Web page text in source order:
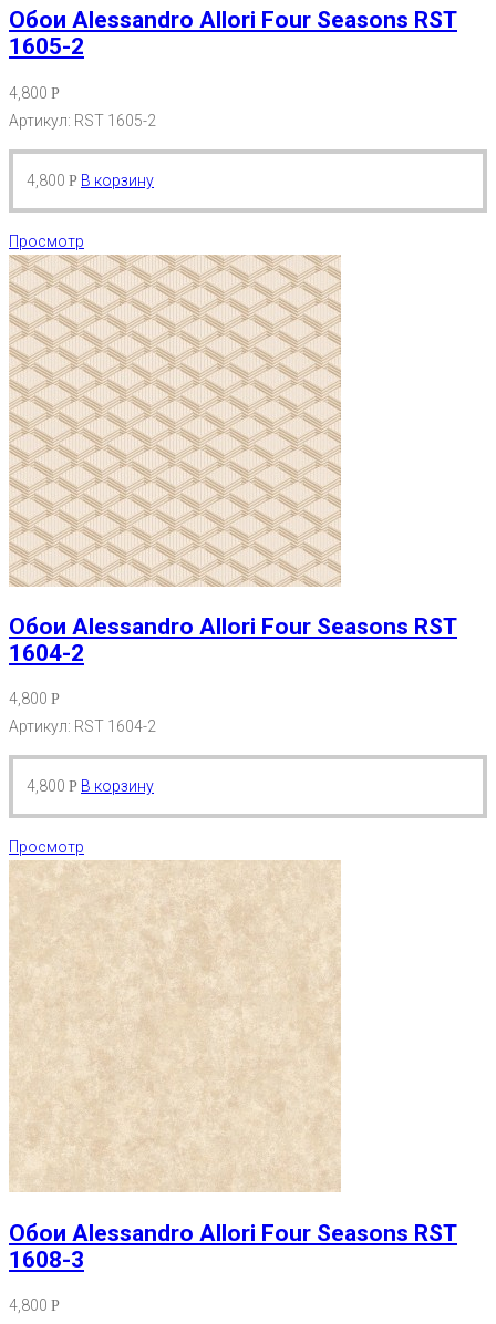
Обои Alessandro Allori Four Seasons RST
1605-2
4,800 Р
Артикул: RST 1605-2
4,800 Р В корзину
Просмотр
Обои Alessandro Allori Four Seasons RST
1604-2
4,800 Р
Артикул: RST 1604-2
4,800 Р В корзину
Просмотр
Обои Alessandro Allori Four Seasons RST
1608-3
4,800 Р